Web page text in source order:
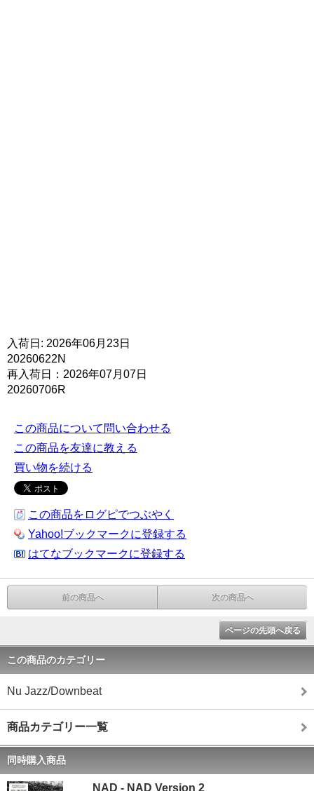
入荷日: 2026年06月23日
20260622N
再入荷日：2026年07月07日
20260706R
この商品について問い合わせる
この商品を友達に教える
買い物を続ける
この商品をログピでつぶやく
Yahoo!ブックマークに登録する
はてなブックマークに登録する
前の商品へ 次の商品へ
ページの先頭へ戻る
この商品のカテゴリー
Nu Jazz/Downbeat
商品カテゴリー一覧
同時購入商品
NAD - NAD Version 2